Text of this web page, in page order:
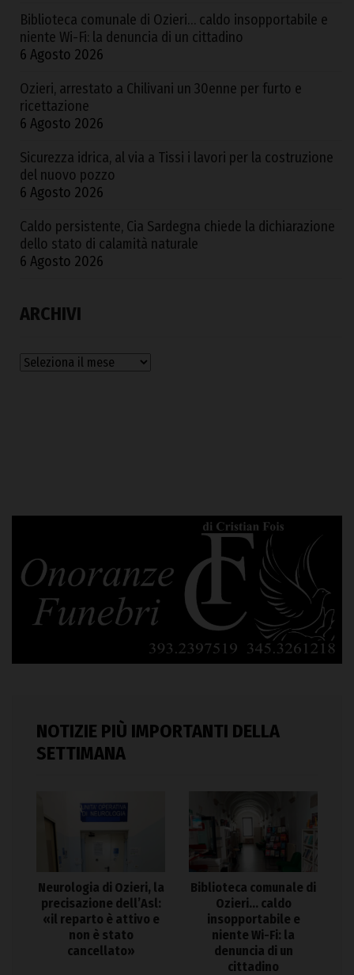
Biblioteca comunale di Ozieri… caldo insopportabile e
niente Wi-Fi: la denuncia di un cittadino
6 Agosto 2026
Ozieri, arrestato a Chilivani un 30enne per furto e
ricettazione
6 Agosto 2026
Sicurezza idrica, al via a Tissi i lavori per la costruzione
del nuovo pozzo
6 Agosto 2026
Caldo persistente, Cia Sardegna chiede la dichiarazione
dello stato di calamità naturale
6 Agosto 2026
ARCHIVI
Archivi
NOTIZIE PIÙ IMPORTANTI DELLA
SETTIMANA
Neurologia di Ozieri, la
precisazione dell’Asl:
«il reparto è attivo e
non è stato
cancellato»
Biblioteca comunale di
Ozieri… caldo
insopportabile e
niente Wi-Fi: la
denuncia di un
cittadino